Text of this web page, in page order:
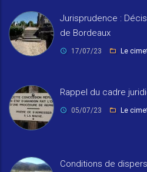
Jurisprudence :
de Bordeaux
17/07/23 Le
Rappel du cadre
05/07/23 Le
Conditions de